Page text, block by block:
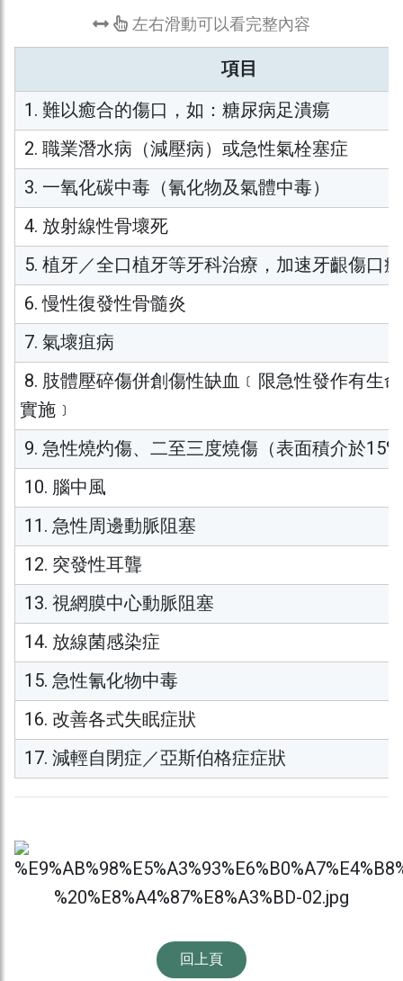
左右滑動可以看完整內容
項目
1. 難以癒合的傷口，如：糖尿病足潰瘍
2. 職業潛水病（減壓病）或急性氣栓塞症
3. 一氧化碳中毒（氰化物及氣體中毒）
4. 放射線性骨壞死
5. 植牙／全口植牙等牙科治療，加速牙齦傷口
6. 慢性復發性骨髓炎
7. 氣壞疽病
8. 肢體壓碎傷併創傷性缺血﹝限急性發作有生
實施﹞
9. 急性燒灼傷、二至三度燒傷（表面積介於
10. 腦中風
11. 急性周邊動脈阻塞
12. 突發性耳聾
13. 視網膜中心動脈阻塞
14. 放線菌感染症
15. 急性氰化物中毒
16. 改善各式失眠症狀
17. 減輕自閉症／亞斯伯格症症狀
回上頁